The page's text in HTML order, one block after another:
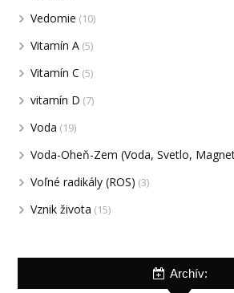
Vedomie (10)
Vitamín A (5)
Vitamín C (5)
vitamín D (7)
Voda (19)
Voda-Oheň-Zem (Voda, Svetlo,
Voľné radikály (ROS) (3)
Vznik života (15)
Archív: